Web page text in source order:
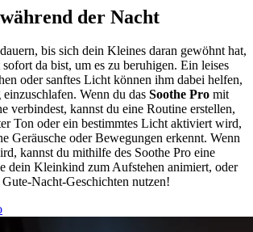
der Nacht
bis sich dein Kleines daran gewöhnt hat,
da bist, um es zu beruhigen. Ein leises
oder sanftes Licht können ihm dabei helfen,
Wenn du das Soothe Pro mit
verbindest, kannst du eine Routine erstellen,
Ton oder ein bestimmtes Licht aktiviert wird,
Geräusche oder Bewegungen erkennt. Wenn
kannst du mithilfe des Soothe Pro eine
dein Kleinkind zum Aufstehen animiert, oder
Nacht-Geschichten nutzen!